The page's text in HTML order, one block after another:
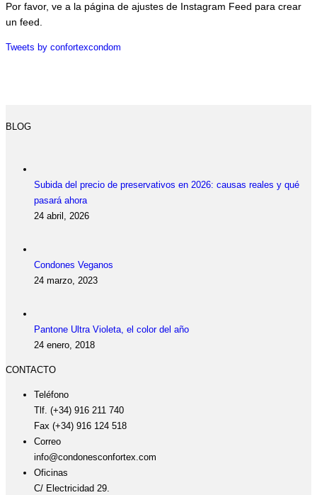
Por favor, ve a la página de ajustes de Instagram Feed para crear
un feed.
Tweets by confortexcondom
BLOG
Subida del precio de preservativos en 2026: causas reales y qué
pasará ahora
24 abril, 2026
Condones Veganos
24 marzo, 2023
Pantone Ultra Violeta, el color del año
24 enero, 2018
CONTACTO
Teléfono
Tlf. (+34) 916 211 740
Fax (+34) 916 124 518
Correo
info@condonesconfortex.com
Oficinas
C/ Electricidad 29.